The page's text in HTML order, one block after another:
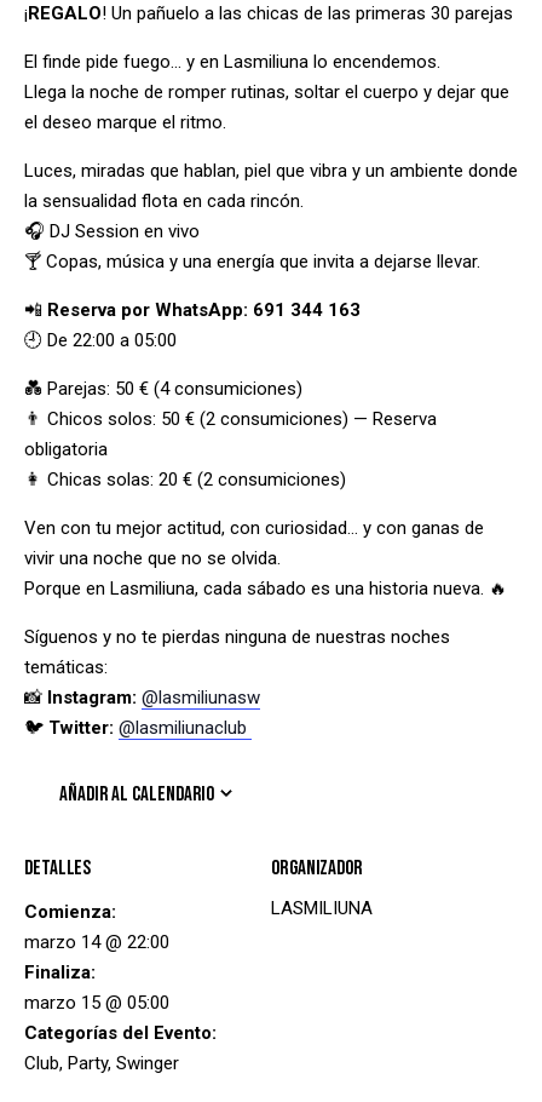
¡REGALO! Un pañuelo a las chicas de las primeras 30 parejas
El finde pide fuego… y en Lasmiliuna lo encendemos.
Llega la noche de romper rutinas, soltar el cuerpo y dejar que
el deseo marque el ritmo.
Luces, miradas que hablan, piel que vibra y un ambiente donde
la sensualidad flota en cada rincón.
🎧 DJ Session en vivo
🍸 Copas, música y una energía que invita a dejarse llevar.
📲 Reserva por WhatsApp: 691 344 163
🕘 De 22:00 a 05:00
💑 Parejas: 50 € (4 consumiciones)
👨 Chicos solos: 50 € (2 consumiciones) — Reserva
obligatoria
👩 Chicas solas: 20 € (2 consumiciones)
Ven con tu mejor actitud, con curiosidad… y con ganas de
vivir una noche que no se olvida.
Porque en Lasmiliuna, cada sábado es una historia nueva. 🔥
Síguenos y no te pierdas ninguna de nuestras noches
temáticas:
📸 Instagram: @lasmiliunasw
🐦 Twitter: @lasmiliunaclub
AÑADIR AL CALENDARIO
Detalles
Comienza:
marzo 14 @ 22:00
Finaliza:
marzo 15 @ 05:00
Categorías del Evento:
Club, Party, Swinger
Organizador
LASMILIUNA